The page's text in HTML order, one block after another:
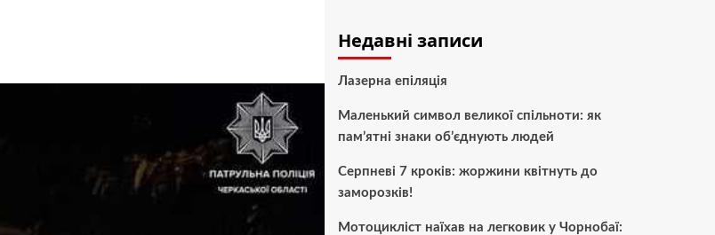
Недавні записи
Лазерна епіляція
Маленький символ великої спільноти: як
пам’ятні знаки об’єднують людей
Серпневі 7 кроків: жоржини квітнуть до
заморозків!
Мотоцикліст наїхав на легковик у Чорнобаї: